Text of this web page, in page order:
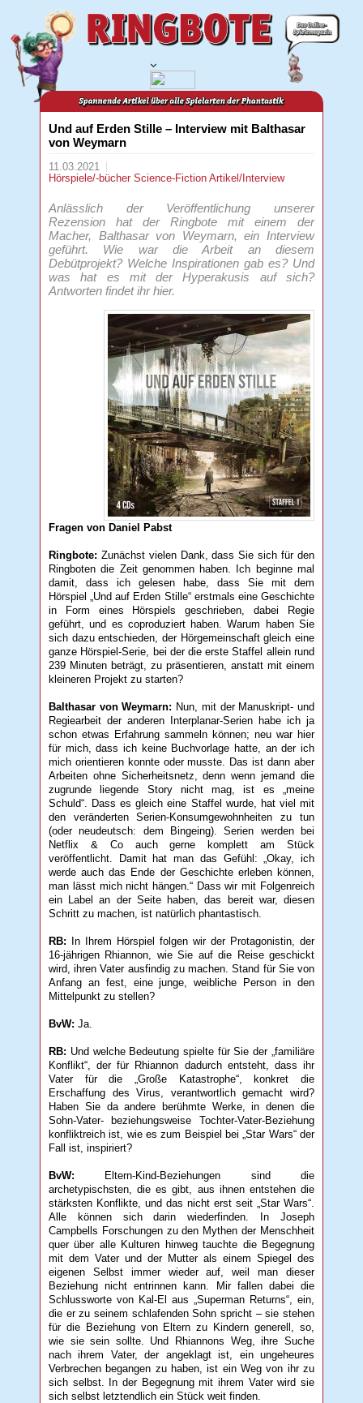
Und auf Erden Stille – Interview mit Balthasar
von Weymarn
11.03.2021
Hörspiele/-bücherScience-FictionArtikel/Interview
Anlässlich der Veröffentlichung unserer
Rezension hat der Ringbote mit einem der
Macher, Balthasar von Weymarn, ein Interview
geführt. Wie war die Arbeit an diesem
Debütprojekt? Welche Inspirationen gab es? Und
was hat es mit der Hyperakusis auf sich?
Antworten findet ihr hier.
Fragen von Daniel Pabst
Ringbote: Zunächst vielen Dank, dass Sie sich für den
Ringboten die Zeit genommen haben. Ich beginne mal
damit, dass ich gelesen habe, dass Sie mit dem
Hörspiel „Und auf Erden Stille“ erstmals eine Geschichte
in Form eines Hörspiels geschrieben, dabei Regie
geführt, und es coproduziert haben. Warum haben Sie
sich dazu entschieden, der Hörgemeinschaft gleich eine
ganze Hörspiel-Serie, bei der die erste Staffel allein rund
239 Minuten beträgt, zu präsentieren, anstatt mit einem
kleineren Projekt zu starten?
Balthasar von Weymarn: Nun, mit der Manuskript- und
Regiearbeit der anderen Interplanar-Serien habe ich ja
schon etwas Erfahrung sammeln können; neu war hier
für mich, dass ich keine Buchvorlage hatte, an der ich
mich orientieren konnte oder musste. Das ist dann aber
Arbeiten ohne Sicherheitsnetz, denn wenn jemand die
zugrunde liegende Story nicht mag, ist es „meine
Schuld“. Dass es gleich eine Staffel wurde, hat viel mit
den veränderten Serien-Konsumgewohnheiten zu tun
(oder neudeutsch: dem Bingeing). Serien werden bei
Netflix & Co auch gerne komplett am Stück
veröffentlicht. Damit hat man das Gefühl: „Okay, ich
werde auch das Ende der Geschichte erleben können,
man lässt mich nicht hängen.“ Dass wir mit Folgenreich
ein Label an der Seite haben, das bereit war, diesen
Schritt zu machen, ist natürlich phantastisch.
RB:
In Ihrem Hörspiel folgen wir der Protagonistin, der
16-jährigen Rhiannon, wie Sie auf die Reise geschickt
wird, ihren Vater ausfindig zu machen. Stand für Sie von
Anfang an fest, eine junge, weibliche Person in den
Mittelpunkt zu stellen?
BvW:Ja.
RB: Und welche Bedeutung spielte für Sie der „familiäre
Konflikt“, der für Rhiannon dadurch entsteht, dass ihr
Vater für die „Große Katastrophe“, konkret die
Erschaffung des Virus, verantwortlich gemacht wird?
Haben Sie da andere berühmte Werke, in denen die
Sohn-Vater- beziehungsweise Tochter-Vater-Beziehung
konfliktreich ist, wie es zum Beispiel bei „Star Wars“ der
Fall ist, inspiriert?
BvW: Eltern-Kind-Beziehungen sind die
archetypischsten, die es gibt, aus ihnen entstehen die
stärksten Konflikte, und das nicht erst seit „Star Wars“.
Alle können sich darin wiederfinden. In Joseph
Campbells Forschungen zu den Mythen der Menschheit
quer über alle Kulturen hinweg tauchte die Begegnung
mit dem Vater und der Mutter als einem Spiegel des
eigenen Selbst immer wieder auf, weil man dieser
Beziehung nicht entrinnen kann. Mir fallen dabei die
Schlussworte von Kal-El aus „Superman Returns“, ein,
die er zu seinem schlafenden Sohn spricht – sie stehen
für die Beziehung von Eltern zu Kindern generell, so,
wie sie sein sollte. Und Rhiannons Weg, ihre Suche
nach ihrem Vater, der angeklagt ist, ein ungeheures
Verbrechen begangen zu haben, ist ein Weg von ihr zu
sich selbst. In der Begegnung mit ihrem Vater wird sie
sich selbst letztendlich ein Stück weit finden.